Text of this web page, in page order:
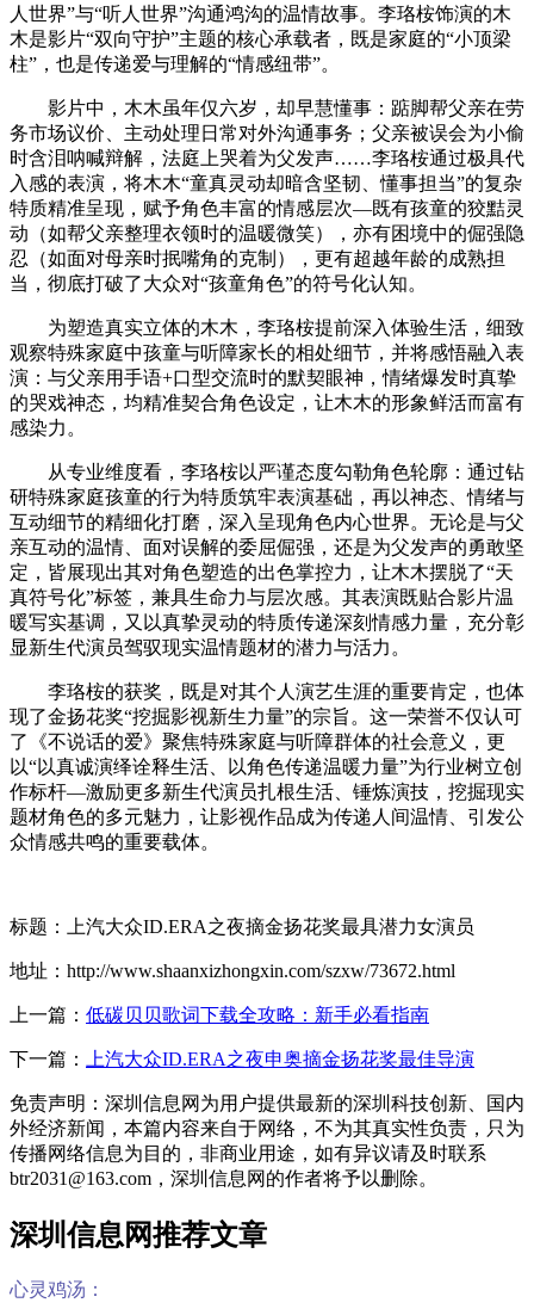
人世界”与“听人世界”沟通鸿沟的温情故事。李珞桉饰演的木
木是影片“双向守护”主题的核心承载者，既是家庭的“小顶梁
柱”，也是传递爱与理解的“情感纽带”。
影片中，木木虽年仅六岁，却早慧懂事：踮脚帮父亲在劳
务市场议价、主动处理日常对外沟通事务；父亲被误会为小偷
时含泪呐喊辩解，法庭上哭着为父发声……李珞桉通过极具代
入感的表演，将木木“童真灵动却暗含坚韧、懂事担当”的复杂
特质精准呈现，赋予角色丰富的情感层次—既有孩童的狡黠灵
动（如帮父亲整理衣领时的温暖微笑），亦有困境中的倔强隐
忍（如面对母亲时抿嘴角的克制），更有超越年龄的成熟担
当，彻底打破了大众对“孩童角色”的符号化认知。
为塑造真实立体的木木，李珞桉提前深入体验生活，细致
观察特殊家庭中孩童与听障家长的相处细节，并将感悟融入表
演：与父亲用手语+口型交流时的默契眼神，情绪爆发时真挚
的哭戏神态，均精准契合角色设定，让木木的形象鲜活而富有
感染力。
从专业维度看，李珞桉以严谨态度勾勒角色轮廓：通过钻
研特殊家庭孩童的行为特质筑牢表演基础，再以神态、情绪与
互动细节的精细化打磨，深入呈现角色内心世界。无论是与父
亲互动的温情、面对误解的委屈倔强，还是为父发声的勇敢坚
定，皆展现出其对角色塑造的出色掌控力，让木木摆脱了“天
真符号化”标签，兼具生命力与层次感。其表演既贴合影片温
暖写实基调，又以真挚灵动的特质传递深刻情感力量，充分彰
显新生代演员驾驭现实温情题材的潜力与活力。
李珞桉的获奖，既是对其个人演艺生涯的重要肯定，也体
现了金扬花奖“挖掘影视新生力量”的宗旨。这一荣誉不仅认可
了《不说话的爱》聚焦特殊家庭与听障群体的社会意义，更
以“以真诚演绎诠释生活、以角色传递温暖力量”为行业树立创
作标杆—激励更多新生代演员扎根生活、锤炼演技，挖掘现实
题材角色的多元魅力，让影视作品成为传递人间温情、引发公
众情感共鸣的重要载体。
标题：上汽大众ID.ERA之夜摘金扬花奖最具潜力女演员
地址：http://www.shaanxizhongxin.com/szxw/73672.html
上一篇： 低碳贝贝歌词下载全攻略：新手必看指南
下一篇： 上汽大众ID.ERA之夜申奥摘金扬花奖最佳导演
免责声明：深圳信息网为用户提供最新的深圳科技创新、国内
外经济新闻，本篇内容来自于网络，不为其真实性负责，只为
传播网络信息为目的，非商业用途，如有异议请及时联系
btr2031@163.com，深圳信息网的作者将予以删除。
深圳信息网推荐文章
心灵鸡汤：